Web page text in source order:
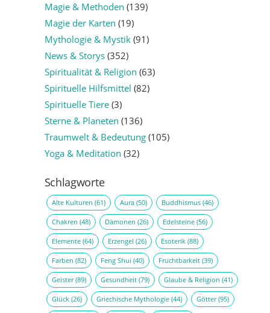
Magie & Methoden (139)
Magie der Karten (19)
Mythologie & Mystik(91)
News & Storys(352)
Spiritualität & Religion (63)
Spirituelle Hilfsmittel (82)
Spirituelle Tiere(3)
Sterne & Planeten (136)
Traumwelt & Bedeutung(105)
Yoga & Meditation (32)
Schlagworte
Alte Kulturen (61) Aura(50) Buddhismus(46)
Chakren (48) Dämonen (26) Edelsteine(56)
Elemente(64) Erzengel (26) Esoterik(88)
Farben (82) Feng Shui (40) Fruchtbarkeit(39)
Geister(89) Gesundheit(79) Glaube & Religion (41)
Glück(26) Griechische Mythologie(44) Götter(95)